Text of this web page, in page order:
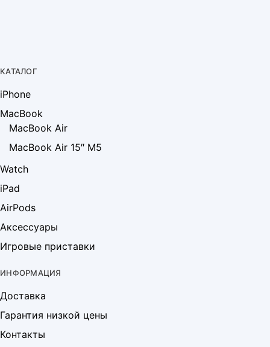
КАТАЛОГ
iPhone
MacBook
MacBook Air
MacBook Air 15″ M5
Watch
iPad
AirPods
Аксессуары
Игровые приставки
ИНФОРМАЦИЯ
Доставка
Гарантия низкой цены
Контакты